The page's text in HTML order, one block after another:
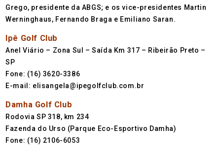
Grego, presidente da ABGS; e os vice-presidentes Martin
Werninghaus, Fernando Braga e Emiliano Saran.
Ipê Golf Club
Anel Viário – Zona Sul – Saída Km 317 – Ribeirão Preto –
SP
Fone: (16) 3620-3386
E-mail: elisangela@ipegolfclub.com.br
Damha Golf Club
Rodovia SP 318, km 234
Fazenda do Urso (Parque Eco-Esportivo Damha)
Fone: (16) 2106-6053